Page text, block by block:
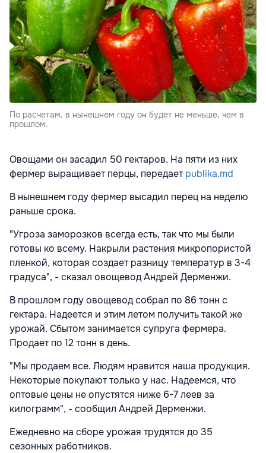
По расчетам, в нынешнем году он будет не меньше, чем в
прошлом.
Овощами он засадил 50 гектаров. На пяти из них
фермер выращивает перцы, передаетpublika.md
В нынешнем году фермер высадил перец на неделю
раньше срока.
"Угроза заморозков всегда есть, так что мы были
готовы ко всему. Накрыли растения микропористой
пленкой, которая создает разницу температур в 3-4
градуса", - cказал овощевод Андрей Дерменжи.
В прошлом году овощевод собрал по 86 тонн с
гектара. Надеется и этим летом получить такой же
урожай. Сбытом занимается супруга фермера.
Продает по 12 тонн в день.
"Мы продаем все. Людям нравится наша продукция.
Некоторые покупают только у нас. Надеемся, что
оптовые цены не опустятся ниже 6-7 леев за
килограмм", - сообщил Андрей Дерменжи.
Ежедневно на сборе урожая трудятся до 35
сезонных работников.